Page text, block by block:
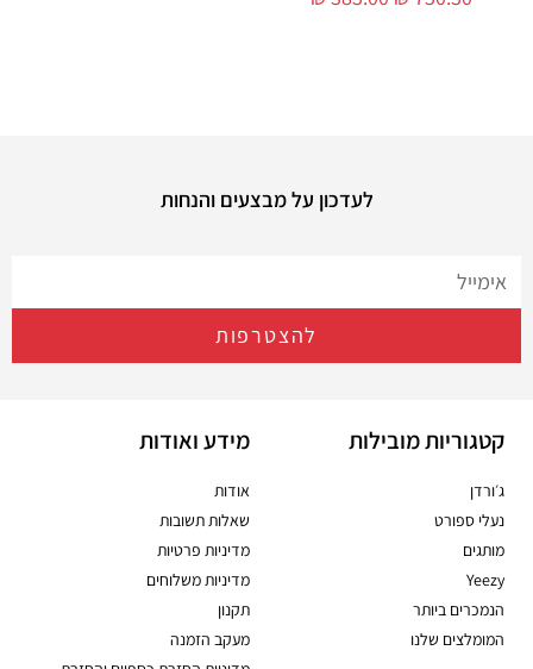
לעדכון על מבצעים והנחות
להצטרפות
קטגוריות מובילות
ג׳ורדן
נעלי ספורט
מותגים
Yeezy
הנמכרים ביותר
המומלצים שלנו
מידע ואודות
אודות
שאלות תשובות
מדיניות פרטיות
מדיניות משלוחים
תקנון
מעקב הזמנה